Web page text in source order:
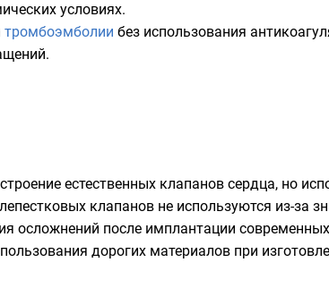
условиях.
тромбоэмболии без использования
естественных клапанов сердца, но
клапанов не используются из-за
осложнений после имплантации
дорогих материалов при